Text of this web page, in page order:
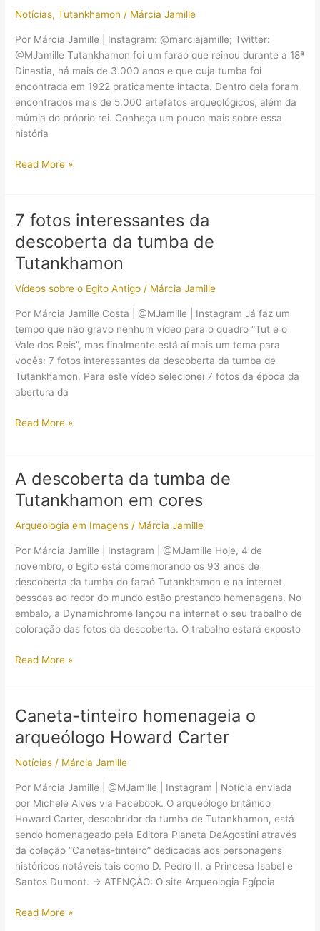
mais
do
que
estão
falando!
Notícias,Tutankhamon / Márcia Jamille
Por Márcia Jamille | Instagram: @marciajamille; Twitter:
@MJamille Tutankhamon foi um faraó que reinou durante a 18ª
Dinastia, há mais de 3.000 anos e que cuja tumba foi
encontrada em 1922 praticamente intacta. Dentro dela foram
encontrados mais de 5.000 artefatos arqueológicos, além da
múmia do próprio rei. Conheça um pouco mais sobre essa
história
Grande
o
maior
santuário
faraó
Read More »
7 fotos interessantes da
descoberta da tumba de
Tutankhamon
Vídeos sobre o Egito Antigo / Márcia Jamille
Por Márcia Jamille Costa | @MJamille | Instagram Já faz um
tempo que não gravo nenhum vídeo para o quadro “Tut e o
Vale dos Reis”, mas finalmente está aí mais um tema para
vocês: 7 fotos interessantes da descoberta da tumba de
Tutankhamon. Para este vídeo selecionei 7 fotos da época da
abertura da
7
descoberta
da
de
Tutankhamon
Read More »
A descoberta da tumba de
Tutankhamon em cores
Arqueologia em Imagens / Márcia Jamille
Por Márcia Jamille | Instagram | @MJamille Hoje, 4 de
novembro, o Egito está comemorando os 93 anos de
descoberta da tumba do faraó Tutankhamon e na internet
pessoas ao redor do mundo estão prestando homenagens. No
embalo, a Dynamichrome lançou na internet o seu trabalho de
coloração das fotos da descoberta. O trabalho estará exposto
A
de
Tutankhamon
cores
Read More »
Caneta-tinteiro homenageia o
arqueólogo Howard Carter
Notícias / Márcia Jamille
Por Márcia Jamille | @MJamille | Instagram | Notícia enviada
por Michele Alves via Facebook. O arqueólogo britânico
Howard Carter, descobridor da tumba de Tutankhamon, está
sendo homenageado pela Editora Planeta DeAgostini através
da coleção “Canetas-tinteiro” dedicadas aos personagens
históricos notáveis tais como D. Pedro II, a Princesa Isabel e
Santos Dumont. → ATENÇÃO: O site Arqueologia Egípcia
Caneta-
Read More »